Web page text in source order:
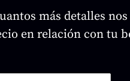
más detalles
en relación con tu